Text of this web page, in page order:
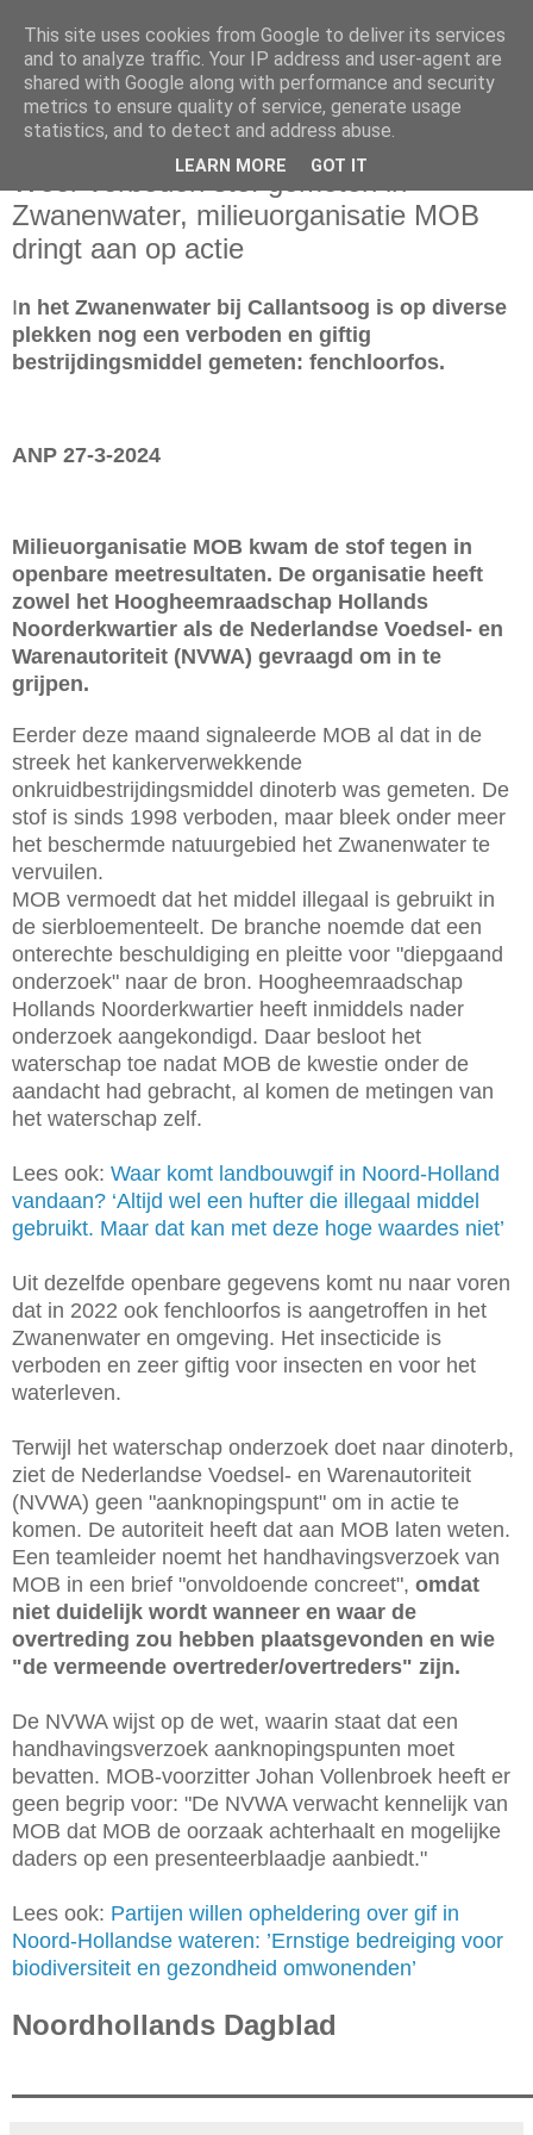
woensdag 27 maart 2024
Weer verboden stof gemeten in
Zwanenwater, milieuorganisatie MOB
dringt aan op actie
In het Zwanenwater bij Callantsoog is op diverse
plekken nog een verboden en giftig
bestrijdingsmiddel gemeten: fenchloorfos.
ANP 27-3-2024
Milieuorganisatie MOB kwam de stof tegen in
openbare meetresultaten. De organisatie heeft
zowel het Hoogheemraadschap Hollands
Noorderkwartier als de Nederlandse Voedsel- en
Warenautoriteit (NVWA) gevraagd om in te
grijpen.
Eerder deze maand signaleerde MOB al dat in de
streek het kankerverwekkende
onkruidbestrijdingsmiddel dinoterb was gemeten. De
stof is sinds 1998 verboden, maar bleek onder meer
het beschermde natuurgebied het Zwanenwater te
vervuilen.
MOB vermoedt dat het middel illegaal is gebruikt in
de sierbloementeelt. De branche noemde dat een
onterechte beschuldiging en pleitte voor "diepgaand
onderzoek" naar de bron. Hoogheemraadschap
Hollands Noorderkwartier heeft inmiddels nader
onderzoek aangekondigd. Daar besloot het
waterschap toe nadat MOB de kwestie onder de
aandacht had gebracht, al komen de metingen van
het waterschap zelf.
Lees ook: Waar komt landbouwgif in Noord-Holland
vandaan? ‘Altijd wel een hufter die illegaal middel
gebruikt. Maar dat kan met deze hoge waardes niet’
Uit dezelfde openbare gegevens komt nu naar voren
dat in 2022 ook fenchloorfos is aangetroffen in het
Zwanenwater en omgeving. Het insecticide is
verboden en zeer giftig voor insecten en voor het
waterleven.
Terwijl het waterschap onderzoek doet naar dinoterb,
ziet de Nederlandse Voedsel- en Warenautoriteit
(NVWA) geen "aanknopingspunt" om in actie te
komen. De autoriteit heeft dat aan MOB laten weten.
Een teamleider noemt het handhavingsverzoek van
MOB in een brief "onvoldoende concreet", omdat
niet duidelijk wordt wanneer en waar de
overtreding zou hebben plaatsgevonden en wie
"de vermeende overtreder/overtreders" zijn.
De NVWA wijst op de wet, waarin staat dat een
handhavingsverzoek aanknopingspunten moet
bevatten. MOB-voorzitter Johan Vollenbroek heeft er
geen begrip voor: "De NVWA verwacht kennelijk van
MOB dat MOB de oorzaak achterhaalt en mogelijke
daders op een presenteerblaadje aanbiedt."
Lees ook: Partijen willen opheldering over gif in
Noord-Hollandse wateren: ’Ernstige bedreiging voor
biodiversiteit en gezondheid omwonenden’
Noordhollands Dagblad
This site uses cookies from Google to deliver its services
and to analyze traffic. Your IP address and user-agent are
shared with Google along with performance and security
metrics to ensure quality of service, generate usage
statistics, and to detect and address abuse.
LEARN MORE GOT IT